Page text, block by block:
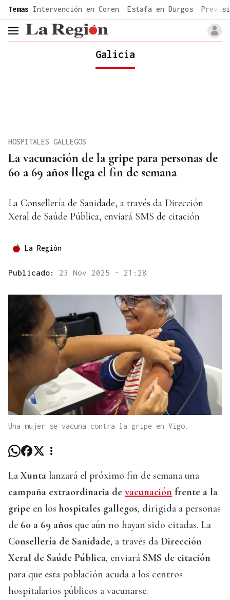
common.go-to-content
Temas Intervención en Coren Estafa en Burgos
header.menu.open
Galicia
La vacunación de la gripe para personas de
60 a 69 años llega el fin de semana
HOSPITALES GALLEGOS
La Consellería de Sanidade, a través da Dirección
Xeral de Saúde Pública, enviará SMS de citación
La Región
Publicado: 23 Nov 2025 - 21:28
Una mujer se vacuna contra la gripe en Vigo.
La Xunta lanzará el próximo fin de semana una
campaña extraordinaria de vacunación frente a la
gripe en los hospitales gallegos, dirigida a personas
de 60 a 69 años que aún no hayan sido citadas. La
Consellería de Sanidade, a través da Dirección
Xeral de Saúde Pública, enviará SMS de citación
para que esta población acuda a los centros
hospitalarios públicos a vacunarse.